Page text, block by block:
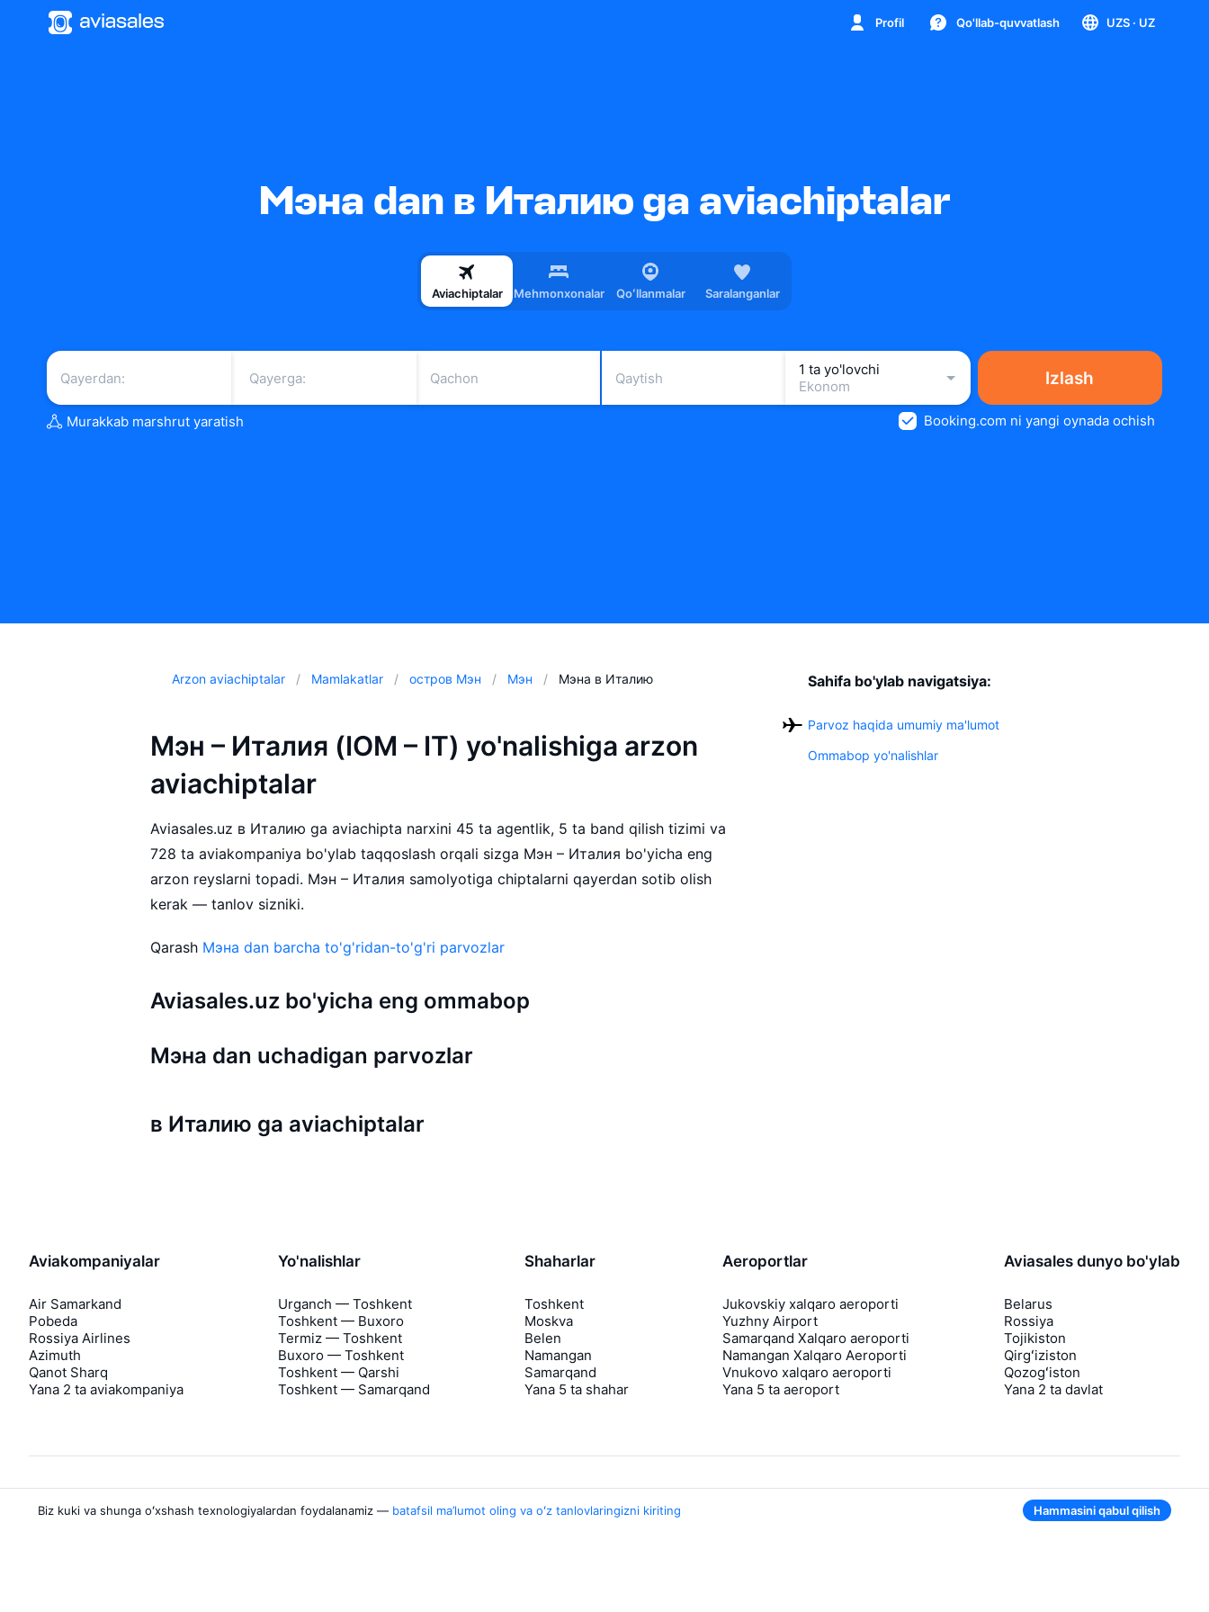
Profil Qo'llab-quvvatlash UZS · UZ
Мэна dan в Италию ga aviachiptalar
Aviachiptalar Mehmonxonalar Qoʻllanmalar Saralanganlar
Qachon Qaytish
1 ta yo'lovchi
Ekonom
Izlash
Murakkab marshrut yaratish Booking.com ni yangi oynada ochish
Arzon aviachiptalar Mamlakatlar остров Мэн Мэн Мэна в Италию
Мэн – Италия (IOM – IT) yo'nalishiga arzon
aviachiptalar
Aviasales.uz в Италию ga aviachipta narxini 45 ta agentlik, 5 ta band qilish tizimi va
728 ta aviakompaniya bo'ylab taqqoslash orqali sizga Мэн – Италия bo'yicha eng
arzon reyslarni topadi. Мэн – Италия samolyotiga chiptalarni qayerdan sotib olish
kerak — tanlov sizniki.
Qarash Мэна dan barcha to'g'ridan-to'g'ri parvozlar
Aviasales.uz bo'yicha eng ommabop
Мэна dan uchadigan parvozlar
в Италию ga aviachiptalar
Sahifa bo'ylab navigatsiya:
Parvoz haqida umumiy ma'lumot
Ommabop yo'nalishlar
Aviakompaniyalar
Air Samarkand
Pobeda
Rossiya Airlines
Azimuth
Qanot Sharq
Yana 2 ta aviakompaniya
Yo'nalishlar
Urganch — Toshkent
Toshkent — Buxoro
Termiz — Toshkent
Buxoro — Toshkent
Toshkent — Qarshi
Toshkent — Samarqand
Shaharlar
Toshkent
Moskva
Belen
Namangan
Samarqand
Yana 5 ta shahar
Aeroportlar
Jukovskiy xalqaro aeroporti
Yuzhny Airport
Samarqand Xalqaro aeroporti
Namangan Xalqaro Aeroporti
Vnukovo xalqaro aeroporti
Yana 5 ta aeroport
Aviasales dunyo bo'ylab
Belarus
Rossiya
Tojikiston
Qirgʻiziston
Qozogʻiston
Yana 2 ta davlat
Aviasales haqida
Biz kuki va shunga oʻxshash texnologiyalardan foydalanamiz — batafsil ma’lumot oling va oʻz tanlovlaringizni kiriting Hammasini qabul qilish